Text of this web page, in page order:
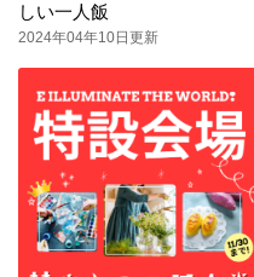
しい一人飯
2024年04年10日更新